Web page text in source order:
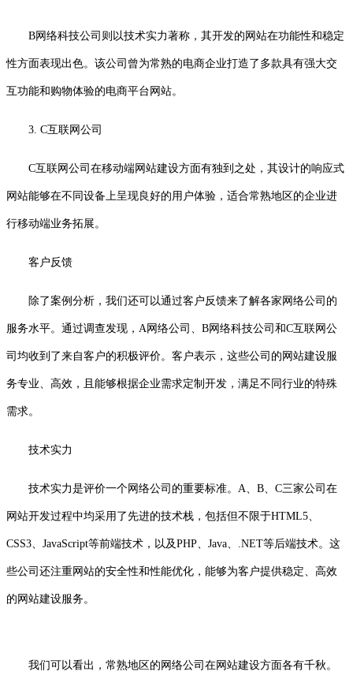
B网络科技公司则以技术实力著称，其开发的网站在功能性和稳定
性方面表现出色。该公司曾为常熟的电商企业打造了多款具有强大交
互功能和购物体验的电商平台网站。
3. C互联网公司
C互联网公司在移动端网站建设方面有独到之处，其设计的响应式
网站能够在不同设备上呈现良好的用户体验，适合常熟地区的企业进
行移动端业务拓展。
客户反馈
除了案例分析，我们还可以通过客户反馈来了解各家网络公司的
服务水平。通过调查发现，A网络公司、B网络科技公司和C互联网公
司均收到了来自客户的积极评价。客户表示，这些公司的网站建设服
务专业、高效，且能够根据企业需求定制开发，满足不同行业的特殊
需求。
技术实力
技术实力是评价一个网络公司的重要标准。A、B、C三家公司在
网站开发过程中均采用了先进的技术栈，包括但不限于HTML5、
CSS3、JavaScript等前端技术，以及PHP、Java、.NET等后端技术。这
些公司还注重网站的安全性和性能优化，能够为客户提供稳定、高效
的网站建设服务。
我们可以看出，常熟地区的网络公司在网站建设方面各有千秋。